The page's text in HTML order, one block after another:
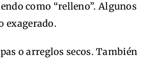
como “relleno”. Algunos
exagerado.
o arreglos secos. También